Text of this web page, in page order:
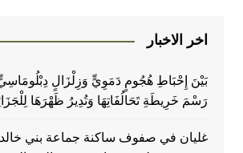
اخر الاخبار
بَيْنَ إِحْبَاطِ هُجُومٍ دَمَوِيٍّ وَزِلْزَالٍ دِبْلُومَاسِيٍّ:
رَسْمَ خَرِيطَةِ تَحَالُفَاتِهَا وَتُدِيرُ ظَهْرَهَا
غليان في صفوف ساكنة جماعة بني خالد